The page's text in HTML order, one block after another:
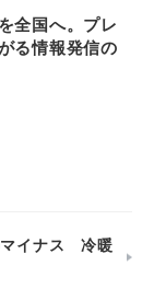
全国へ。プレ
る情報発信の
マイナス 冷暖